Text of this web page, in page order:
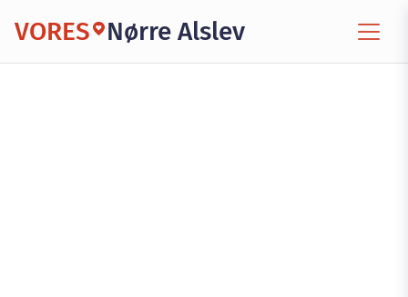
VORES Nørre Alslev